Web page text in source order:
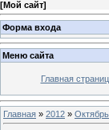
[Мой сайт]
Форма входа
Меню сайта
Главная
Главная » 2012 » Октябрь